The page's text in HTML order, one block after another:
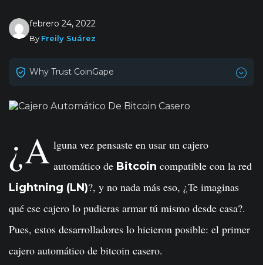
febrero 24, 2022
By Freily Suárez
Why Trust CoinGape
¿A lguna vez pensaste en usar un cajero
automático deBitcoin compatible con la red
Lightning (LN)?, y no nada más eso, ¿Te imaginas
qué ese cajero lo pudieras armar tú mismo desde casa?.
Pues, estos desarrolladores lo hicieron posible: el primer
cajero automático de bitcoin casero.